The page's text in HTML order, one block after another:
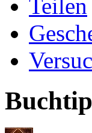
Teilen